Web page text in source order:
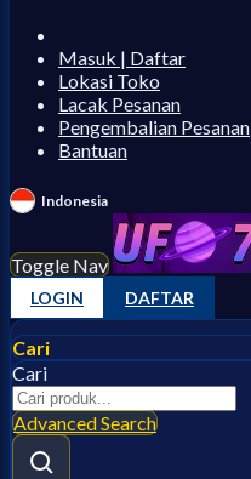
Masuk | Daftar
Lokasi Toko
Lacak Pesanan
Pengembalian Pesanan
Bantuan
Indonesia
Toggle Nav
LOGIN DAFTAR
Cari
Cari
Advanced Search